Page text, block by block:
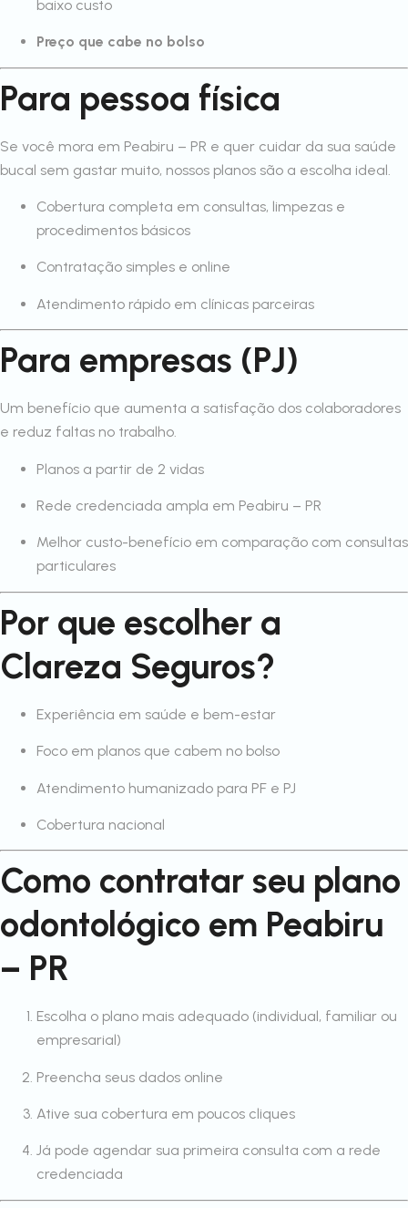
baixo custo
Preço que cabe no bolso
Para pessoa física
Se você mora em Peabiru – PR e quer cuidar da sua saúde
bucal sem gastar muito, nossos planos são a escolha ideal.
Cobertura completa em consultas, limpezas e
procedimentos básicos
Contratação simples e online
Atendimento rápido em clínicas parceiras
Para empresas (PJ)
Um benefício que aumenta a satisfação dos colaboradores
e reduz faltas no trabalho.
Planos a partir de 2 vidas
Rede credenciada ampla em Peabiru – PR
Melhor custo-benefício em comparação com consultas
particulares
Por que escolher a
Clareza Seguros?
Experiência em saúde e bem-estar
Foco em planos que cabem no bolso
Atendimento humanizado para PF e PJ
Cobertura nacional
Como contratar seu plano
odontológico em Peabiru
– PR
Escolha o plano mais adequado (individual, familiar ou
empresarial)
Preencha seus dados online
Ative sua cobertura em poucos cliques
Já pode agendar sua primeira consulta com a rede
credenciada